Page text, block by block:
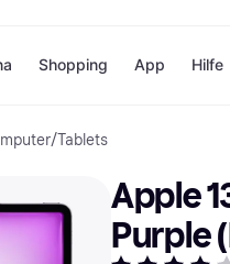
Zahlungsmethoden
Sofort bezahlen
Bezahle in 3
Teilzahlungen
Bezahle in bis zu 30
Shopping
eBay
Temu
SHEIN
App Hilfe
/Tablets
Apple
Purple